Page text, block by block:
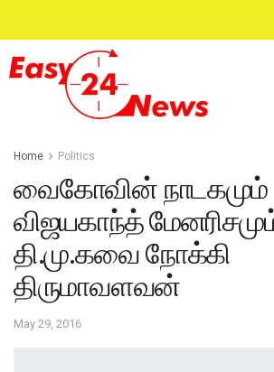
Home Politics
வைகோவின் நாடகமும்
விஜயகாந்த்
தி.மு.கவை நோக்கி
திருமாவளவன்
May 29, 2016